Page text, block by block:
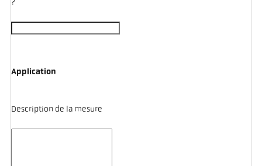
?
Application
Description de la mesure